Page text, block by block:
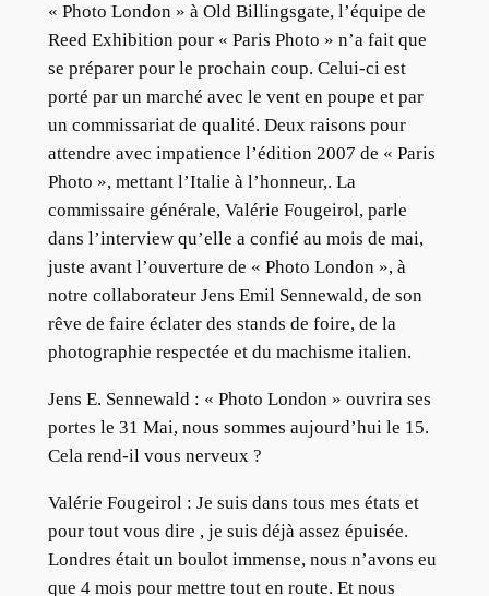
« Photo London » à Old Billingsgate, l’équipe de
Reed Exhibition pour « Paris Photo » n’a fait que
se préparer pour le prochain coup. Celui-ci est
porté par un marché avec le vent en poupe et par
un commissariat de qualité. Deux raisons pour
attendre avec impatience l’édition 2007 de « Paris
Photo », mettant l’Italie à l’honneur,. La
commissaire générale, Valérie Fougeirol, parle
dans l’interview qu’elle a confié au mois de mai,
juste avant l’ouverture de « Photo London », à
notre collaborateur Jens Emil Sennewald, de son
rêve de faire éclater des stands de foire, de la
photographie respectée et du machisme italien.
Jens E. Sennewald : « Photo London » ouvrira ses
portes le 31 Mai, nous sommes aujourd’hui le 15.
Cela rend-il vous nerveux ?
Valérie Fougeirol : Je suis dans tous mes états et
pour tout vous dire , je suis déjà assez épuisée.
Londres était un boulot immense, nous n’avons eu
que 4 mois pour mettre tout en route. Et nous